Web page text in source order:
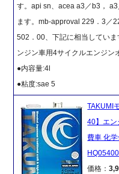
す。api sn、acea a3／b3，
ます。mb-approval 229．3／
502．00、下記に相当してい
ンジン車用4サイクルエンジン
●内容量:4l
●粘度:sae 5
TAKUMI
40】エン
費車 化
価格：